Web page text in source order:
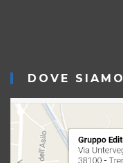
DOVE SIAMO